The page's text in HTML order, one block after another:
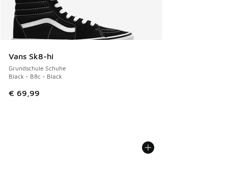
Vans Sk8-hi
Grundschule Schuhe
Black - B8c - Black
€ 69,99